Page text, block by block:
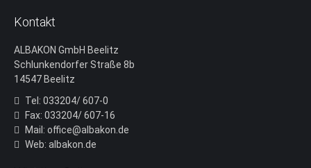
Kontakt
ALBAKON GmbH Beelitz
Schlunkendorfer Straße 8b
14547 Beelitz
Tel: 033204/ 607-0
Fax: 033204/ 607-16
Mail: office@albakon.de
Web: albakon.de